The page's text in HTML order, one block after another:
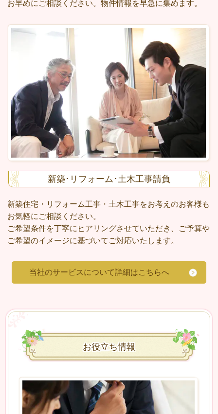
お早めにご相談ください。物件情報を早急に集めます。
新築･リフォーム･土木工事請負
新築住宅・ リフォーム工事・土木工事をお考えのお客様も
お気軽にご相談ください。
ご希望条件を丁寧にヒアリングさせていただき、ご予算や
ご希望のイメージに基づいてご対応いたします。
当社のサービスについて詳細はこちらへ
お役立ち情報